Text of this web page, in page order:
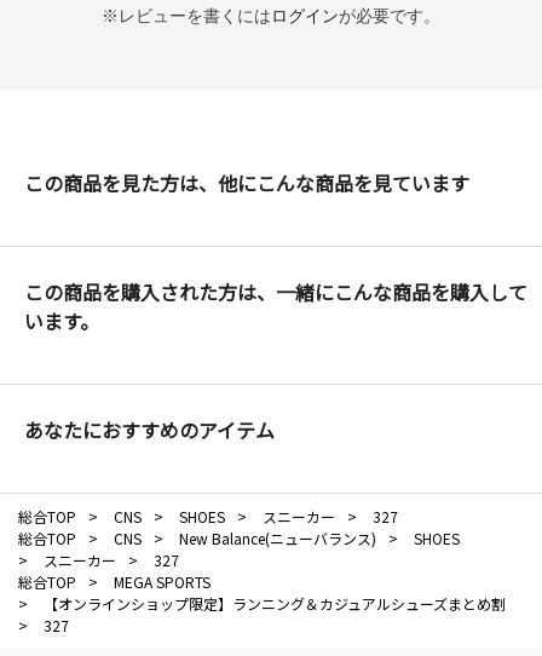
※レビューを書くにはログインが必要です。
この商品を見た方は、他にこんな商品を見ています
この商品を購入された方は、一緒にこんな商品を購入して
います。
あなたにおすすめのアイテム
総合TOP > CNS > SHOES > スニーカー >
327
総合TOP
> CNS > New Balance(ニューバランス) >
SHOES
>
スニーカー >
327
総合TOP
>
MEGA SPORTS
>
【オンラインショップ限定】ランニング＆カジュアルシューズまとめ割
>
327